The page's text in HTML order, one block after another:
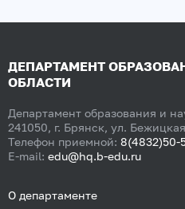
ДЕПАРТАМЕНТ
ОБЛАСТИ
Департамент образования и
241050, г. Брянск, ул.
Телефон приемной: 8(4832)50-
E-mail: edu@hq.b-edu.ru
О департаменте